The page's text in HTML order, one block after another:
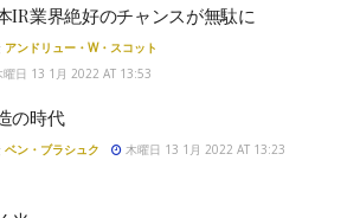
IR業界絶好のチャンスが無駄に
アンドリュー・W・スコット
曜日 13 1月 2022 AT 13:53
の時代
ベン・ブラシュク 木曜日 13 1月 2022 AT 13:23